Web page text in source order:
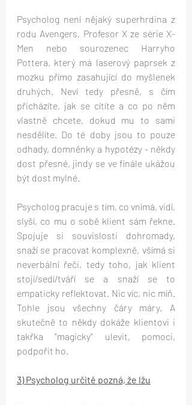
Psycholog není nějaký superhrdina z
rodu Avengers, Profesor X ze série X-
Men nebo sourozenec Harryho
Pottera, který má laserový paprsek z
mozku přímo zasahující do myšlenek
druhých. Neví tedy přesně, s čím
přicházíte, jak se cítíte a co po něm
vlastně chcete, dokud mu to sami
nesdělíte. Do té doby jsou to pouze
odhady, domněnky a hypotézy - někdy
dost přesné, jindy se ve finále ukážou
být dost mylné.
Psycholog pracuje s tím, co vnímá, vidí,
slyší, co mu o sobě klient sám řekne.
Spojuje si souvislosti dohromady,
snaží se pracovat komplexně, všímá si
neverbální řeči, tedy toho, jak klient
stojí/sedí/tváří se a snaží se to
empaticky reflektovat. Nic víc, nic míň.
Tohle jsou všechny čáry máry. A
skutečně to někdy dokáže klientovi i
takřka "magicky" ulevit, pomoci,
podpořit ho.
3) Psycholog určitě pozná, že lžu